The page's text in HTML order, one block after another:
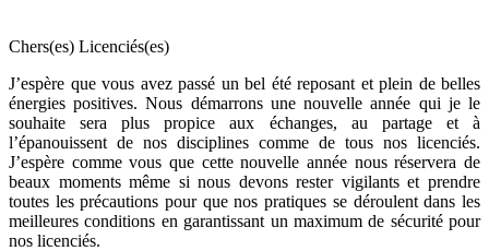
Chers(es) Licenciés(es)
J’espère que vous avez passé un bel été reposant et plein de belles
énergies positives. Nous démarrons une nouvelle année qui je le
souhaite sera plus propice aux échanges, au partage et à
l’épanouissent de nos disciplines comme de tous nos licenciés.
J’espère comme vous que cette nouvelle année nous réservera de
beaux moments même si nous devons rester vigilants et prendre
toutes les précautions pour que nos pratiques se déroulent dans les
meilleures conditions en garantissant un maximum de sécurité pour
nos licenciés.